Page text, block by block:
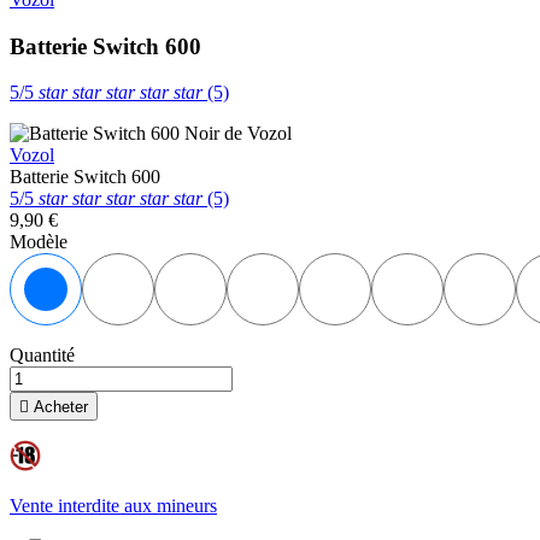
Batterie Switch 600
5/5 starstarstarstarstar(5)
Vozol
Batterie Switch 600
5/5 starstarstarstarstar(5)
9,90 €
Modèle
Noir Gris Rouge Bleu Jaune Orange
Quantité
 Acheter
Vente interdite aux mineurs